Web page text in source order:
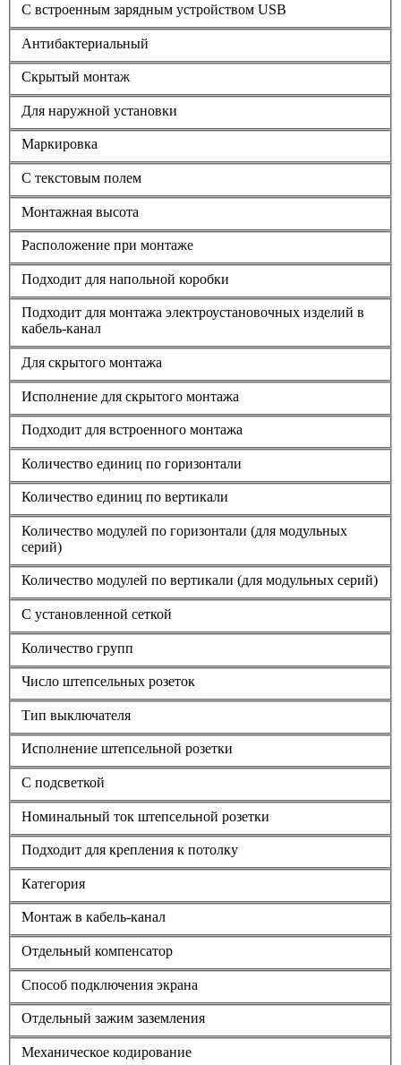
С встроенным зарядным устройством USB
Антибактериальный
Скрытый монтаж
Для наружной установки
Маркировка
С текстовым полем
Монтажная высота
Расположение при монтаже
Подходит для напольной коробки
Подходит для монтажа электроустановочных изделий в
кабель-канал
Для скрытого монтажа
Исполнение для скрытого монтажа
Подходит для встроенного монтажа
Количество единиц по горизонтали
Количество единиц по вертикали
Количество модулей по горизонтали (для модульных
серий)
Количество модулей по вертикали (для модульных серий)
С установленной сеткой
Количество групп
Число штепсельных розеток
Тип выключателя
Исполнение штепсельной розетки
С подсветкой
Номинальный ток штепсельной розетки
Подходит для крепления к потолку
Категория
Монтаж в кабель-канал
Отдельный компенсатор
Способ подключения экрана
Отдельный зажим заземления
Механическое кодирование